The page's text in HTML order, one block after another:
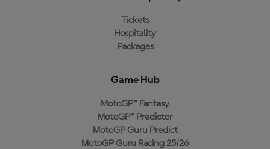
Tickets
Hospitality
Packages
Game Hub
MotoGP™ Fantasy
MotoGP™ Predictor
MotoGP Guru Predict
MotoGP Guru Racing 25/26